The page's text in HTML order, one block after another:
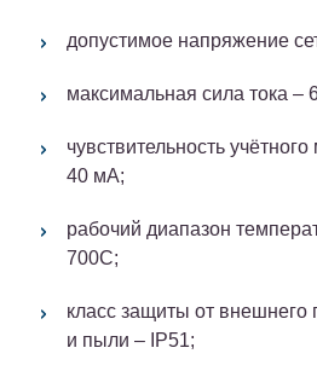
допустимое напряжение
максимальная сила тока –
чувствительность
40 мА;
рабочий диапазон
700С;
класс защиты от внешнего
и пыли – IP51;